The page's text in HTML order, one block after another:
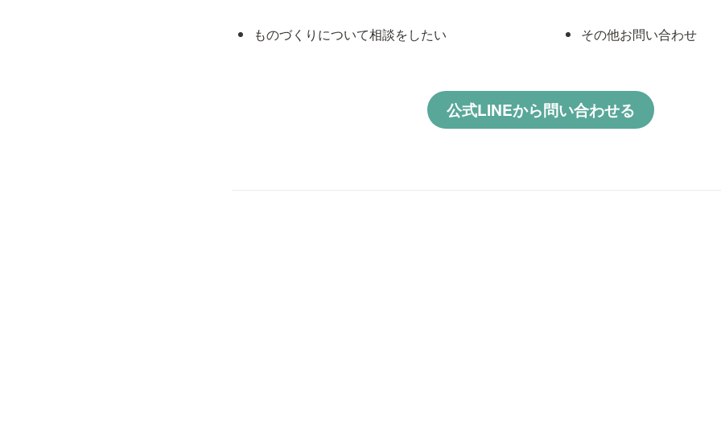
ものづくりについて相談をしたい その他お問い合わせ
公式LINEから問い合わせる